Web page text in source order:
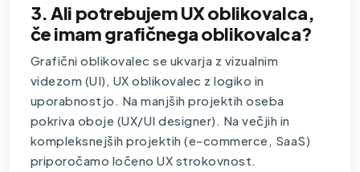
3. Ali potrebujem UX oblikovalca,
če imam grafičnega oblikovalca?
Grafični oblikovalec se ukvarja z vizualnim
videzom (UI), UX oblikovalec z logiko in
uporabnostjo. Na manjših projektih oseba
pokriva oboje (UX/UI designer). Na večjih in
kompleksnejših projektih (e-commerce, SaaS)
priporočamo ločeno UX strokovnost.